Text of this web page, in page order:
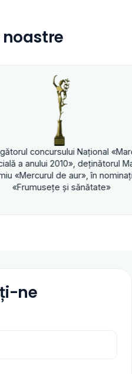
comercială a
Premiu «Mercurul
ne